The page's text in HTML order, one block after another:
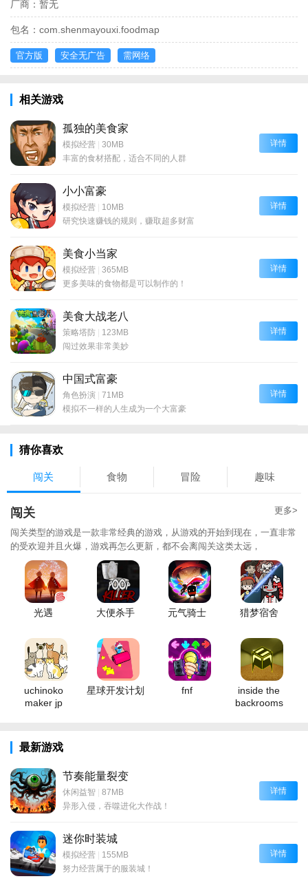
厂商： 暂无
包名： com.shenmayouxi.foodmap
官方版 安全无广告 需网络
相关游戏
孤独的美食家
模拟经营 | 30MB
丰富的食材搭配，适合不同的人群
详情
小小富豪
模拟经营 | 10MB
研究快速赚钱的规则，赚取超多财富
详情
美食小当家
模拟经营 | 365MB
更多美味的食物都是可以制作的！
详情
美食大战老八
策略塔防 | 123MB
闯过效果非常美妙
详情
中国式富豪
角色扮演 | 71MB
模拟不一样的人生成为一个大富豪
详情
猜你喜欢
闯关 食物 冒险 趣味
闯关 更多>
闯关类型的游戏是一款非常经典的游戏，从游戏的开始到现在，一直非常
的受欢迎并且火爆，游戏再怎么更新，都不会离闯关这类太远，
光遇 大便杀手 元气骑士 猎梦宿舍
uchinoko
maker jp
星球开发计划 fnf
inside the
backrooms
最新游戏
节奏能量裂变
休闲益智 | 87MB
异形入侵，吞噬进化大作战！
详情
迷你时装城
模拟经营 | 155MB
努力经营属于的服装城！
详情